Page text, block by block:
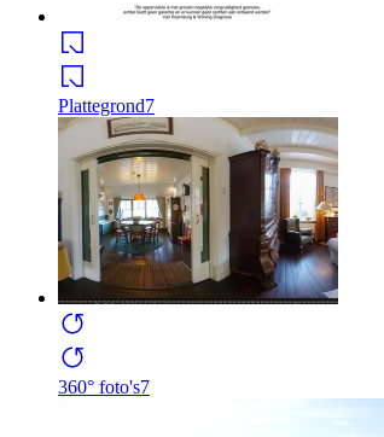
Plattegrond7
360° foto's7